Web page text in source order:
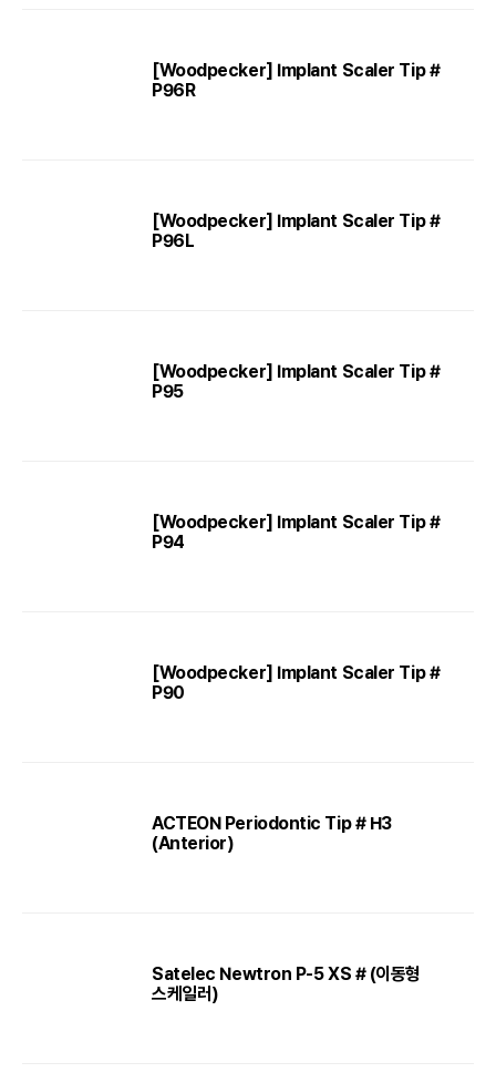
[Woodpecker] Implant Scaler Tip #
P96R
[Woodpecker] Implant Scaler Tip #
P96L
[Woodpecker] Implant Scaler Tip #
P95
[Woodpecker] Implant Scaler Tip #
P94
[Woodpecker] Implant Scaler Tip #
P90
ACTEON Periodontic Tip # H3
(Anterior)
Satelec Newtron P-5 XS # (이동형
스케일러)